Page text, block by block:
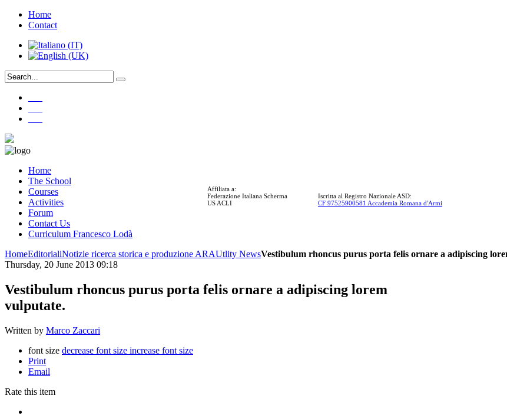
Home
Contact
Affiliata a:
Federazione Italiana Scherma
US ACLI
Iscritta al Registro Nazionale ASD:
CF 97525900581 Accademia Romana d'Armi
Home
The School
Courses
Activities
Forum
Contact Us
Curriculum Francesco Lodà
HomeEditorialiNotizie ricerca storica e produzione ARAUtlity NewsVestibulum rhoncus purus porta felis ornare a adipiscing
Thursday, 20 June 2013 09:18
Vestibulum rhoncus purus porta felis ornare a adipiscing lorem
vulputate.
Written by Marco Zaccari
font size decrease font size increase font size
Print
Email
Rate this item